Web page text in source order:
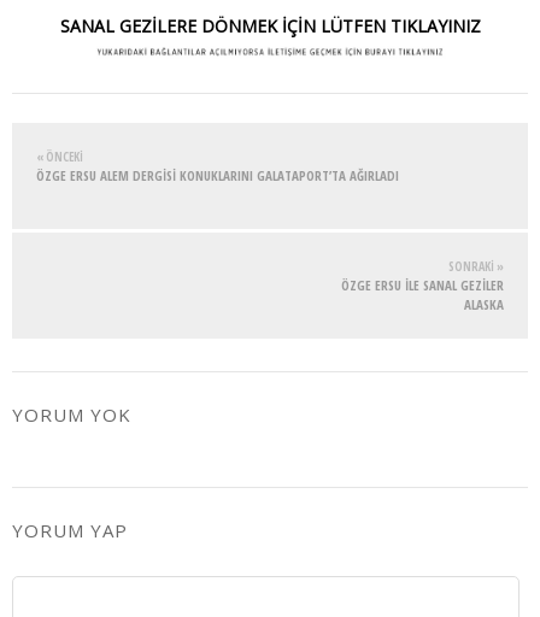
SANAL GEZİLERE DÖNMEK İÇİN LÜTFEN TIKLAYINIZ
« ÖNCEKI
ÖZGE ERSU ALEM DERGİSİ KONUKLARINI GALATAPORT’TA AĞIRLADI
SONRAKI »
ÖZGE ERSU İLE SANAL GEZİLER
ALASKA
YORUM YOK
YORUM YAP